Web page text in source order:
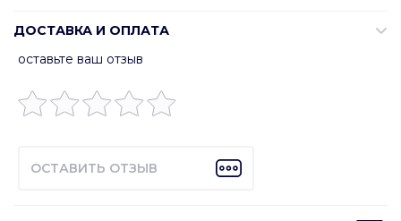
ДОСТАВКА И ОПЛАТА
оставьте ваш отзыв
ОСТАВИТЬ ОТЗЫВ